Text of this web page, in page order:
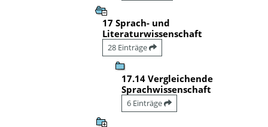
17 Sprach- und
Literaturwissenschaft
28 Einträge
17.14 Vergleichende
Sprachwissenschaft
6 Einträge